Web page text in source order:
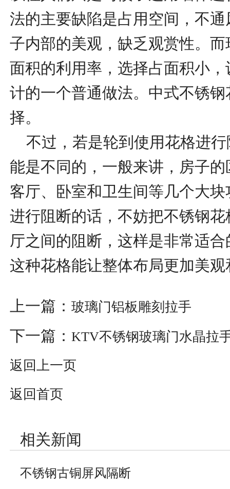
法的主要缺陷是占用空间，不
子内部的美观，缺乏观赏性。
面积的利用率，选择占面积小
计的一个普通做法。中式不锈
择。
不过，若是轮到使用花格进行
能是不同的，一般来讲，房子
客厅、卧室和卫生间等几个大
进行阻断的话，不妨把不锈钢
厅之间的阻断，这样是非常适
这种花格能让整体布局更加美观
上一篇： 玻璃门铝板雕刻拉手
下一篇： KTV不锈钢玻璃门水晶拉
返回上一页
返回首页
相关新闻
不锈钢古铜屏风隔断